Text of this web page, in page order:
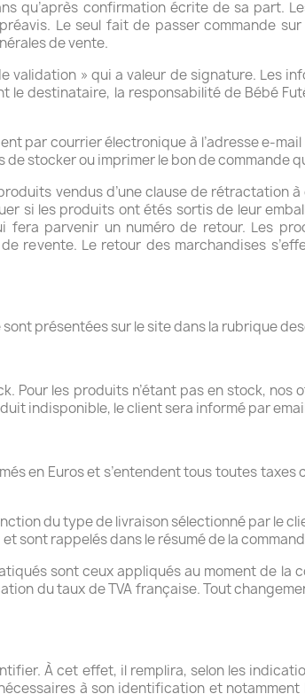
qu’après confirmation écrite de sa part.
Le seul fait de passer commande
de vente.
» qui a valeur de signature. Les
destinataire, la responsabilité de Bébé
par courrier électronique à l’adresse e-
stocker ou imprimer le bon de commande
vendus d’une clause de rétractation à
si les produits ont étés sortis de leur
fera parvenir un numéro de retour. Les
revente. Le retour des marchandises
présentées sur le site dans la rubrique
Pour les produits n’étant pas en stock, nos
indisponible, le client sera informé par
en Euros et s’entendent tous toutes taxes
du type de livraison sélectionné par le
sont rappelés dans le résumé de la
sont ceux appliqués au moment de la
du taux de TVA française. Tout
À cet effet, il remplira, selon les
à son identification et notamment